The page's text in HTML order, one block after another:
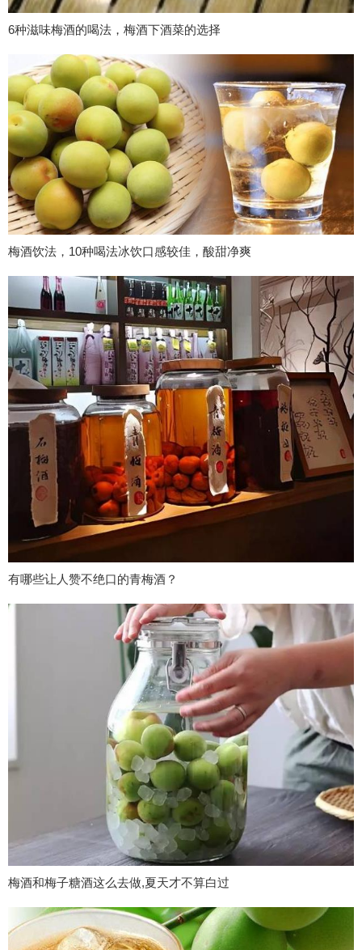
6种滋味梅酒的喝法，梅酒下酒菜的选择
梅酒饮法，10种喝法冰饮口感较佳，酸甜净爽
有哪些让人赞不绝口的青梅酒？
梅酒和梅子糖酒这么去做,夏天才不算白过